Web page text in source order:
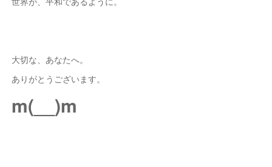
大切な、あなたへ。
ありがとうございます。
m(__)m